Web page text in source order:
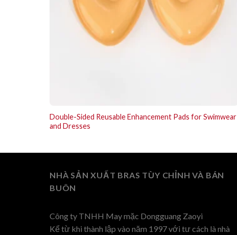
Double-Sided Reusable Enhancement Pads for Swimwear
and Dresses
NHÀ SẢN XUẤT BRAS TÙY CHỈNH VÀ BÁN
BUÔN
Công ty TNHH May mặc Dongguang Zaoyi
Kể từ khi thành lập vào năm 1997 với tư cách là nhà